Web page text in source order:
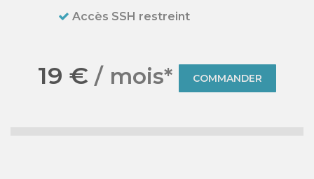
Accès SSH restreint
19 € / mois* COMMANDER